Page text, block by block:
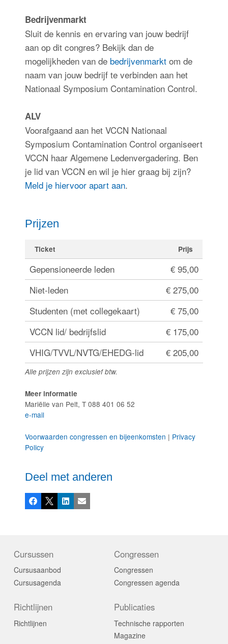
Bedrijvenmarkt
Sluit de kennis en ervaring van jouw bedrijf
aan op dit congres? Bekijk dan de
mogelijkheden van de bedrijvenmarkt om de
naam van jouw bedrijf te verbinden aan het
Nationaal Symposium Contamination Control.
ALV
Voorafgaand aan het VCCN Nationaal
Symposium Contamination Control organiseert
VCCN haar Algemene Ledenvergadering. Ben
je lid van VCCN en wil je hier graag bij zijn?
Meld je hiervoor apart aan.
Prijzen
Ticket Prijs
Gepensioneerde leden
€ 95,00
Niet-leden
€ 275,00
Studenten (met collegekaart)
€ 75,00
VCCN lid/ bedrijfslid
€ 175,00
VHIG/TVVL/NVTG/EHEDG-lid
€ 205,00
Alle prijzen zijn exclusief btw.
Meer informatie
Mariëlle van Pelt, T 088 401 06 52
e-mail
Voorwaarden congressen en bijeenkomsten | Privacy
Policy
Deel met anderen
Facebook
X LinkedInE-mail
Cursussen
Cursusaanbod
Cursusagenda
Congressen
Congressen
Congressen agenda
Richtlijnen
Richtlijnen
Publicaties
Technische rapporten
Magazine